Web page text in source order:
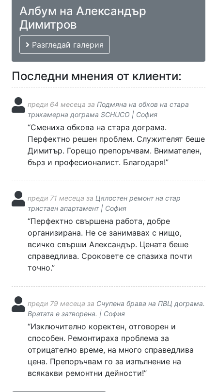
Албум на Александър
Димитров
Разгледай галерия
Последни мнения от клиенти:
преди 64 месеца за Подмяна на обков на стара
трикамерна дограма SCHUCO | София
“Смениха обкова на стара дограма.
Перфектно решен проблем. Служителят беше
Димитър. Горещо препоръчвам. Внимателен,
бърз и професионалист. Благодаря!”
преди 71 месеца за Цялостен ремонт на стар
тристаен апартамент | София
“Перфектно свършена работа, добре
организирана. Не се занимавах с нищо,
всичко свърши Александър. Цената беше
справедлива. Сроковете се спазиха почти
точно.”
преди 79 месеца за Счупена брава на ПВЦ дограма.
Вратата е затворена. | София
“Изключително коректен, отговорен и
способен. Ремонтираха проблема за
отрицателно време, на много справедлива
цена. Препоръчвам го за изпълнение на
всякакви ремонтни дейности!”